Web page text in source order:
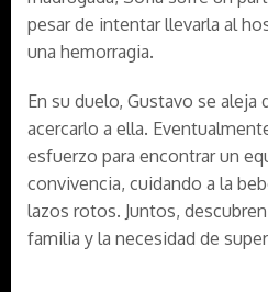
pesar de intentar llevarla al
una hemorragia.
En su duelo, Gustavo se aleja
acercarlo a ella.
esfuerzo para encontrar un
convivencia, cuidando a la
lazos rotos. Juntos,
familia y la necesidad de